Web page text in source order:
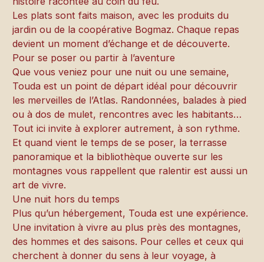
Les plats sont faits maison, avec les produits du
jardin ou de la coopérative Bogmaz. Chaque repas
devient un moment d’échange et de découverte.
Pour se poser ou partir à l’aventure
Que vous veniez pour une nuit ou une semaine,
Touda est un point de départ idéal pour découvrir
les merveilles de l’Atlas. Randonnées, balades à pied
ou à dos de mulet, rencontres avec les habitants…
Tout ici invite à explorer autrement, à son rythme.
Et quand vient le temps de se poser, la terrasse
panoramique et la bibliothèque ouverte sur les
montagnes vous rappellent que ralentir est aussi un
art de vivre.
Une nuit hors du temps
Plus qu’un hébergement, Touda est une expérience.
Une invitation à vivre au plus près des montagnes,
des hommes et des saisons. Pour celles et ceux qui
cherchent à donner du sens à leur voyage, à